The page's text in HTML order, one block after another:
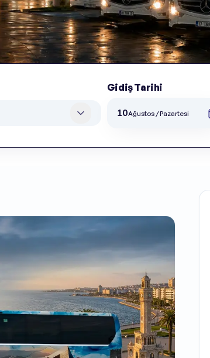
Gidiş Tarihi
10Ağustos / Pazartesi